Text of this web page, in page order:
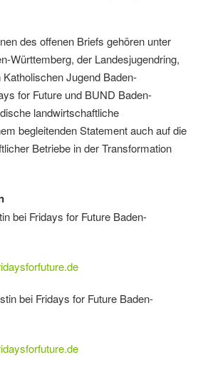
des offenen Briefs gehören unter
Württemberg, der Landesjugendring,
Jugend Baden-
for Future und BUND Baden-
landwirtschaftliche
begleitenden Statement auch auf die
Betriebe in der Transformation
bei Fridays for Future Baden-
bei Fridays for Future Baden-